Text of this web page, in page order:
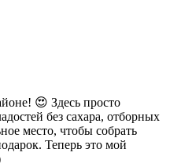
😍 Здесь просто
без сахара, отборных
место, чтобы собрать
Теперь это мой